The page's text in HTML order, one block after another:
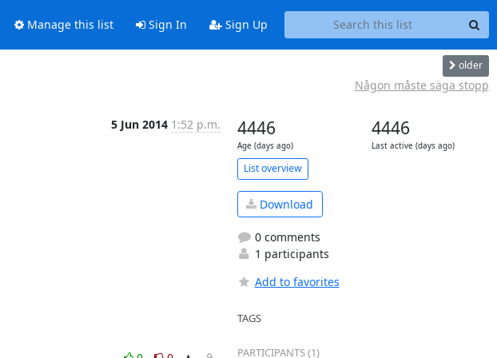
Manage this list Sign In Sign Up
older
Någon måste säga stopp
5 Jun 2014 1:52 p.m. 4446
Age (days ago)
4446
Last active (days ago)
List overview
Download
0 comments
1 participants
Add to favorites
TAGS
PARTICIPANTS (1)